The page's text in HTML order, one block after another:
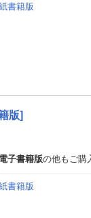
書籍版
版]
電子書籍版の他もご購
書籍版